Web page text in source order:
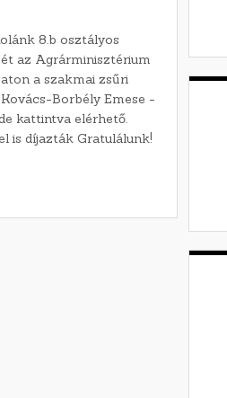
8.b osztályos
az Agrárminisztérium
a szakmai zsűri
Borbély Emese -
kattintva elérhető.
is díjazták Gratulálunk!